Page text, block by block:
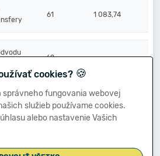
61 1 083,74
62
63
cookies? 🍪
správneho fungovania webovej
služieb používame cookies.
alebo nastavenie Vašich